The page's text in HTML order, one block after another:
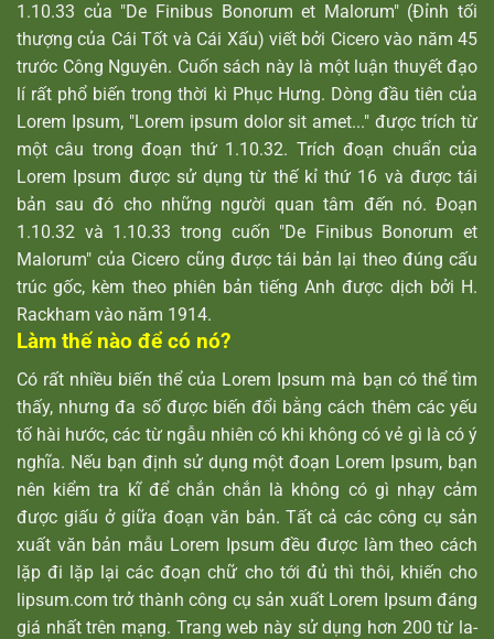
1.10.33 của "De Finibus Bonorum et Malorum" (Đỉnh tối
thượng của Cái Tốt và Cái Xấu) viết bởi Cicero vào năm 45
trước Công Nguyên. Cuốn sách này là một luận thuyết đạo
lí rất phổ biến trong thời kì Phục Hưng. Dòng đầu tiên của
Lorem Ipsum, "Lorem ipsum dolor sit amet..." được trích từ
một câu trong đoạn thứ 1.10.32. Trích đoạn chuẩn của
Lorem Ipsum được sử dụng từ thế kỉ thứ 16 và được tái
bản sau đó cho những người quan tâm đến nó. Đoạn
1.10.32 và 1.10.33 trong cuốn "De Finibus Bonorum et
Malorum" của Cicero cũng được tái bản lại theo đúng cấu
trúc gốc, kèm theo phiên bản tiếng Anh được dịch bởi H.
Rackham vào năm 1914.
Làm thế nào để có nó?
Có rất nhiều biến thể của Lorem Ipsum mà bạn có thể tìm
thấy, nhưng đa số được biến đổi bằng cách thêm các yếu
tố hài hước, các từ ngẫu nhiên có khi không có vẻ gì là có ý
nghĩa. Nếu bạn định sử dụng một đoạn Lorem Ipsum, bạn
nên kiểm tra kĩ để chắn chắn là không có gì nhạy cảm
được giấu ở giữa đoạn văn bản. Tất cả các công cụ sản
xuất văn bản mẫu Lorem Ipsum đều được làm theo cách
lặp đi lặp lại các đoạn chữ cho tới đủ thì thôi, khiến cho
lipsum.com trở thành công cụ sản xuất Lorem Ipsum đáng
giá nhất trên mạng. Trang web này sử dụng hơn 200 từ la-